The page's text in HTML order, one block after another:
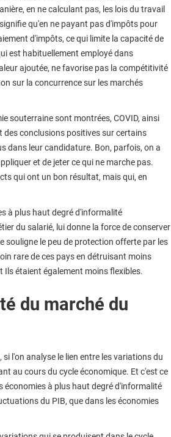
en ne calculant pas, les lois du travail
qu'en ne payant pas d'impôts pour
d'impôts, ce qui limite la capacité de
est habituellement employé dans
ajoutée, ne favorise pas la compétitivité
sur la concurrence sur les marchés
souterraine sont montrées, COVID, ainsi
des conclusions positives sur certains
dans leur candidature. Bon, parfois, on a
et de jeter ce qui ne marche pas.
qui ont un bon résultat, mais qui, en
à plus haut degré d'informalité
du salarié, lui donne la force de conserver
souligne le peu de protection offerte par les
rare de ces pays en détruisant moins
Ils étaient également moins flexibles.
du marché du
l'on analyse le lien entre les variations du
au cours du cycle économique. Et c'est ce
à plus haut degré d'informalité
du PIB, que dans les économies